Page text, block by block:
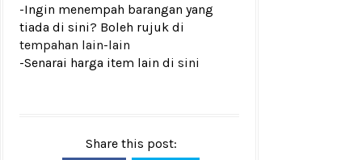
-Ingin menempah barangan yang
tiada di sini? Boleh rujuk di
tempahan lain-lain
-Senarai harga item lain di sini
Share this post: